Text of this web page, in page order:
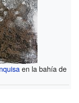
en la bahía de